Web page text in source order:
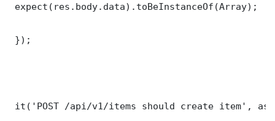
expect(res.body.data).toBeInstanceOf(Array);
});
it('POST /api/v1/items should create item',